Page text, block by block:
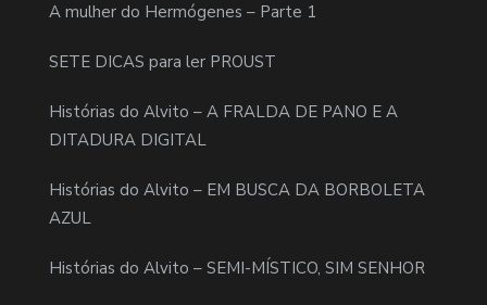
A mulher do Hermógenes – Parte 1
SETE DICAS para ler PROUST
Histórias do Alvito – A FRALDA DE PANO E A
DITADURA DIGITAL
Histórias do Alvito – EM BUSCA DA BORBOLETA
AZUL
Histórias do Alvito – SEMI-MÍSTICO, SIM SENHOR